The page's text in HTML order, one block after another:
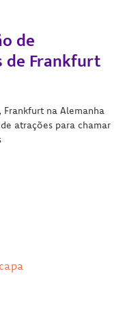
de
de Frankfurt
na Alemanha
atrações para chamar